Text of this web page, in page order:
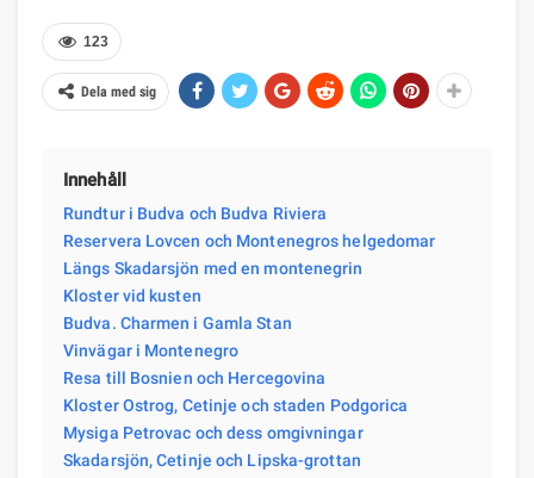
123
Dela med sig
Innehåll
Rundtur i Budva och Budva Riviera
Reservera Lovcen och Montenegros helgedomar
Längs Skadarsjön med en montenegrin
Kloster vid kusten
Budva. Charmen i Gamla Stan
Vinvägar i Montenegro
Resa till Bosnien och Hercegovina
Kloster Ostrog, Cetinje och staden Podgorica
Mysiga Petrovac och dess omgivningar
Skadarsjön, Cetinje och Lipska-grottan